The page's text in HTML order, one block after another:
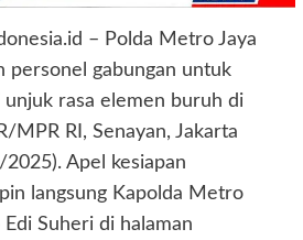
– Polda Metro Jaya
personel gabungan untuk
unjuk rasa elemen buruh di
MPR RI, Senayan, Jakarta
Apel kesiapan
langsung Kapolda Metro
Suheri di halaman